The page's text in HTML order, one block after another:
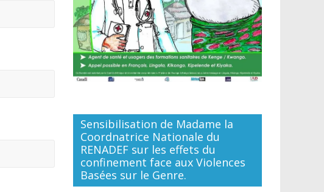
Sensibilisation de Madame la
Coordnatrice Nationale du
RENADEF sur les effets du
confinement face aux Violences
Basées sur le Genre.